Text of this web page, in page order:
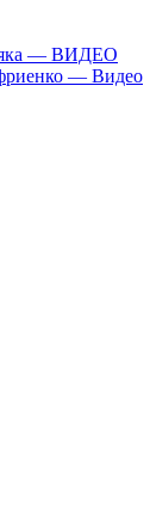
— ВИДЕО
— Видео